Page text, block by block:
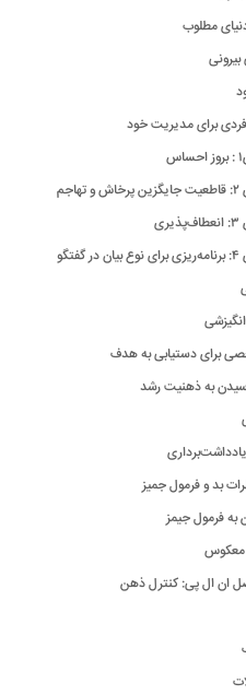
مطلوب
بیرونی
برای مدیریت خود
برای دستیابی به هدف
به ذهنیت رشد
بد و فرمول جمیز
فرمول جیمز
معکوس
ان ال پی: کنترل ذهن